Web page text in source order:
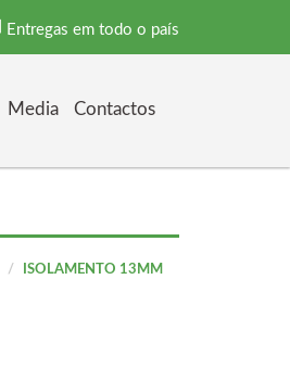
Entregas em todo o país
Media Contactos
ISOLAMENTO 13MM